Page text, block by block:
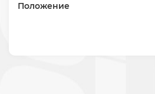
Положение